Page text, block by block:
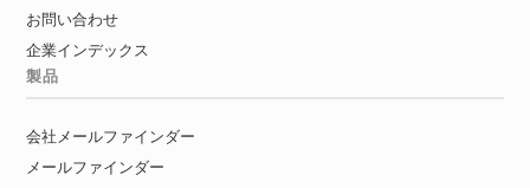
お問い合わせ
企業インデックス
製品
会社メールファインダー
メールファインダー